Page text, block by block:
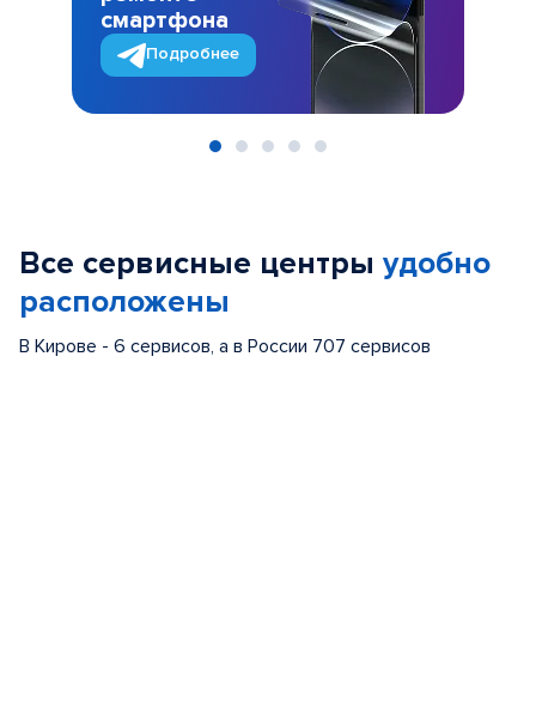
смартфона
Подробнее
Все сервисные центры удобно
расположены
В Кирове - 6 сервисов, а в России 707 сервисов